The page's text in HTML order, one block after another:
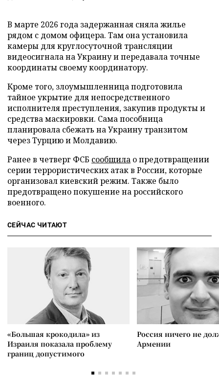
В марте 2026 года задержанная сняла жилье
рядом с домом офицера. Там она установила
камеры для круглосуточной трансляции
видеосигнала на Украину и передавала точные
координаты своему координатору.
Кроме того, злоумышленница подготовила
тайное укрытие для непосредственного
исполнителя преступления, закупив продукты и
средства маскировки. Сама пособница
планировала сбежать на Украину транзитом
через Турцию и Молдавию.
Ранее в четверг ФСБ сообщила о предотвращении
серии террористических атак в России, которые
организовал киевский режим. Также было
предотвращено покушение на российского
военного.
СЕЙЧАС ЧИТАЮТ
«Большая крокодила» из
Израиля показала проблему
границ допустимого
Россия ничего не
Армении